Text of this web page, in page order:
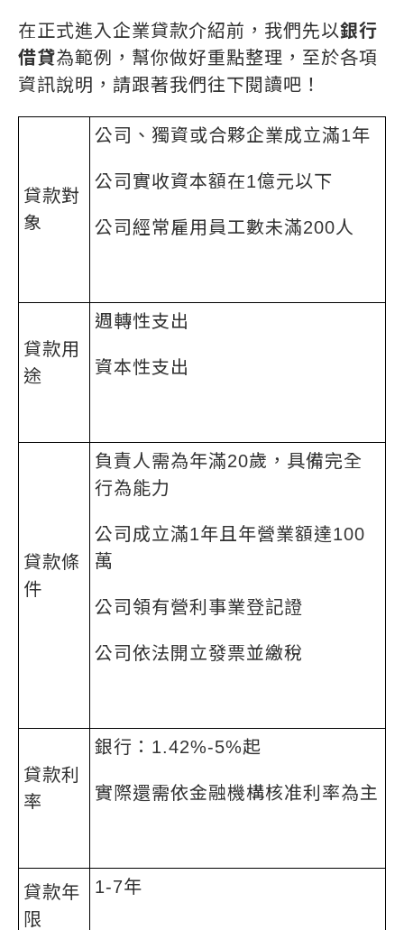
在正式進入企業貸款介紹前，我們先以銀行
借貸為範例，幫你做好重點整理，至於各項
資訊說明，請跟著我們往下閱讀吧！
貸款對
象
公司、獨資或合夥企業成立滿1年
公司實收資本額在1億元以下
公司經常雇用員工數未滿200人
貸款用
途
週轉性支出
資本性支出
貸款條
件
負責人需為年滿20歲，具備完全
行為能力
公司成立滿1年且年營業額達100
萬
公司領有營利事業登記證
公司依法開立發票並繳稅
貸款利
率
銀行：1.42%-5%起
實際還需依金融機構核准利率為主
貸款年
限
1-7年